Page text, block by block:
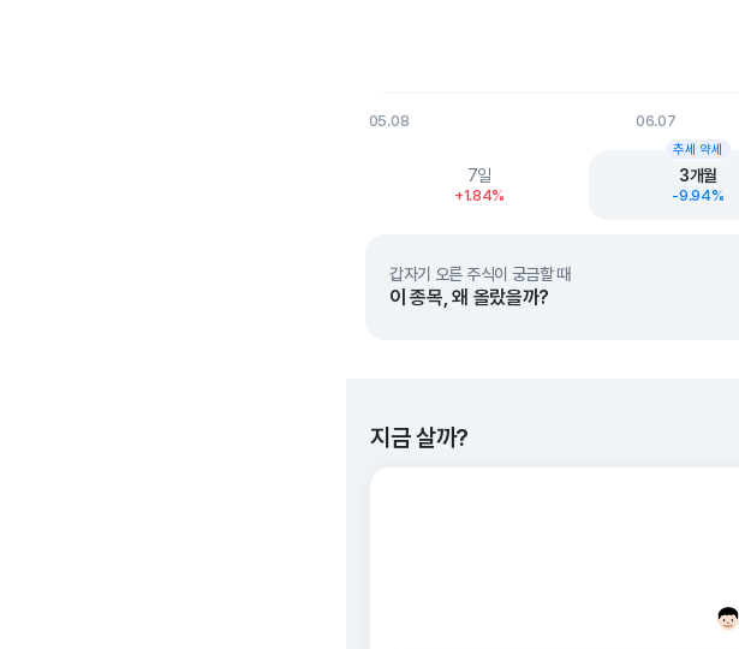
05.08 06.07
7일
+1.84%
3개월
-9.94%
추세 약세
갑자기 오른 주식이 궁금할 때
이 종목, 왜 올랐을까?
지금 살까?